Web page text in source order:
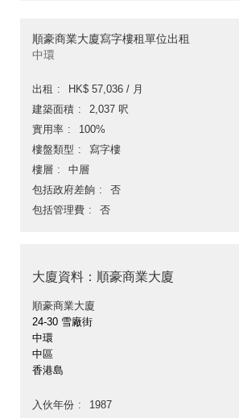
順豪商業大廈寫字樓租單位出租
中環
出租
HK$ 57,036 / 月
建築面積
2,037 呎
實用率
100%
樓盤類型
寫字樓
樓層
中層
包括政府差餉
否
包括管理費
否
大廈資料：順豪商業大廈
順豪商業大廈
24-30 雪廠街
中環
中區
香港島
入伙年份
1987